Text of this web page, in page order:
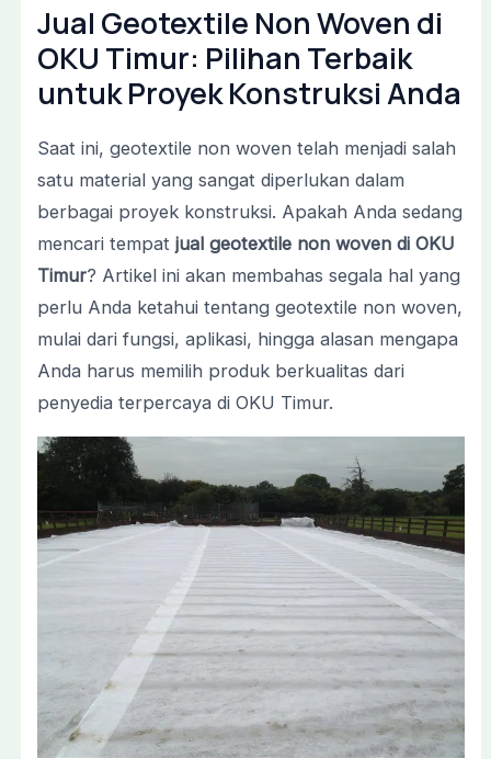
Jual Geotextile Non Woven di
OKU Timur: Pilihan Terbaik
untuk Proyek Konstruksi Anda
Saat ini, geotextile non woven telah menjadi salah
satu material yang sangat diperlukan dalam
berbagai proyek konstruksi. Apakah Anda sedang
mencari tempat jual geotextile non woven di OKU
Timur? Artikel ini akan membahas segala hal yang
perlu Anda ketahui tentang geotextile non woven,
mulai dari fungsi, aplikasi, hingga alasan mengapa
Anda harus memilih produk berkualitas dari
penyedia terpercaya di OKU Timur.